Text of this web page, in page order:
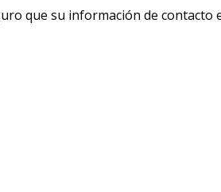
que su información de contacto